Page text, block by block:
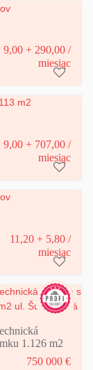
9,00 + 290,00 /
miesiąc
9,00 + 707,00 /
miesiąc
11,20 + 5,80 /
miesiąc
1.126 m2
750 000 €